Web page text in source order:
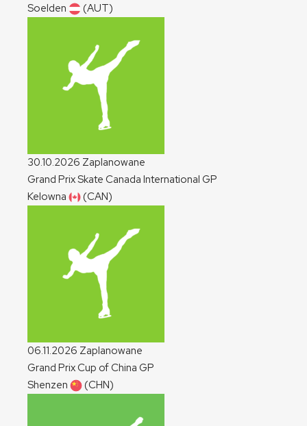
Soelden
(AUT)
30.10.2026 Zaplanowane
Grand Prix Skate Canada International GP
Kelowna
(CAN)
06.11.2026 Zaplanowane
Grand Prix Cup of China GP
Shenzen
(CHN)